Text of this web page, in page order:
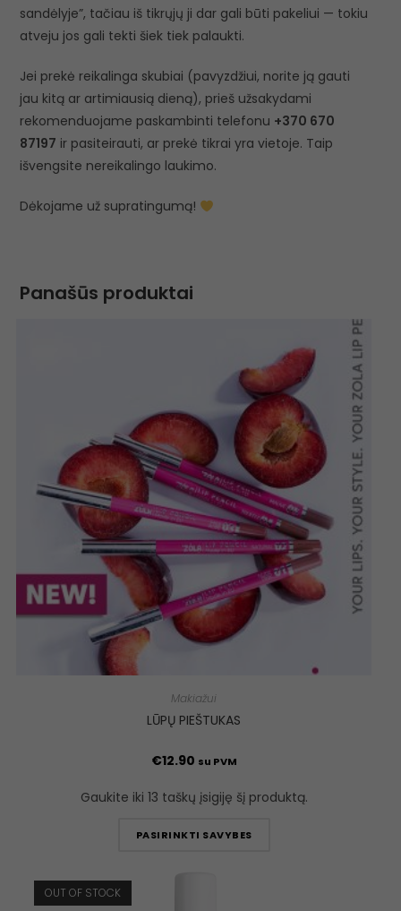
sandėlyje”, tačiau iš tikrųjų ji dar gali būti pakeliui — tokiu
atveju jos gali tekti šiek tiek palaukti.
Jei prekė reikalinga skubiai (pavyzdžiui, norite ją gauti
jau kitą ar artimiausią dieną), prieš užsakydami
rekomenduojame paskambinti telefonu +370 670
87197 ir pasiteirauti, ar prekė tikrai yra vietoje. Taip
išvengsite nereikalingo laukimo.
Dėkojame už supratingumą!
Panašūs produktai
Makiažui
LŪPŲ PIEŠTUKAS
€12.90 su PVM
Gaukite iki 13 taškų įsigiję šį produktą.
PASIRINKTI SAVYBES
OUT OF STOCK